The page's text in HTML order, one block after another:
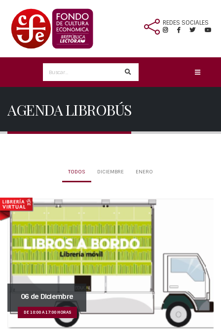
REDES SOCIALES
AGENDA LIBROBÚS
TODOS DICIEMBRE ENERO
06 de Diciembre
DE 10:00 A 17:00 HORAS